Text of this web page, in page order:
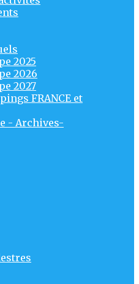
2025
2026
2027
FRANCE et
- Archives-